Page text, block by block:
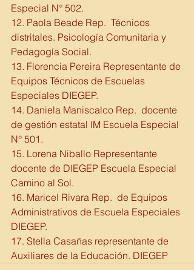
Especial N° 502.
12. Paola Beade Rep.  Técnicos
distritales. Psicología Comunitaria y
Pedagogía Social.
13. Florencia Pereira Representante de
Equipos Técnicos de Escuelas
Especiales DIEGEP.
14. Daniela Maniscalco Rep.  docente
de gestión estatal IM Escuela Especial
N° 501.
15. Lorena Niballo Representante
docente de DIEGEP Escuela Especial
Camino al Sol.
16. Maricel Rivara Rep.  de Equipos
Administrativos de Escuela Especiales
DIEGEP.
17. Stella Casañas representante de
Auxiliares de la Educación. DIEGEP